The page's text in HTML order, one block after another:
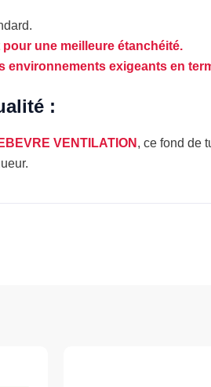
une meilleure étanchéité.
environnements exigeants en
:
VENTILATION , ce fond de